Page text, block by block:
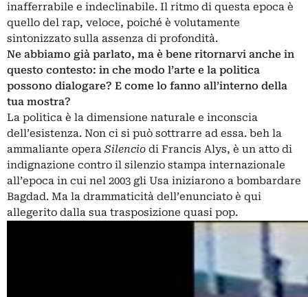
inafferrabile e indeclinabile. Il ritmo di questa epoca è
quello del rap, veloce, poiché è volutamente
sintonizzato sulla assenza di profondità.
Ne abbiamo già parlato, ma è bene ritornarvi anche in
questo contesto: in che modo l’arte e la politica
possono dialogare? E come lo fanno all’interno della
tua mostra?
La politica è la dimensione naturale e inconscia
dell’esistenza. Non ci si può sottrarre ad essa. beh la
ammaliante opera Silencio di Francis Alys, è un atto di
indignazione contro il silenzio stampa internazionale
all’epoca in cui nel 2003 gli Usa iniziarono a bombardare
Bagdad. Ma la drammaticità dell’enunciato è qui
allegerito dalla sua trasposizione quasi pop.